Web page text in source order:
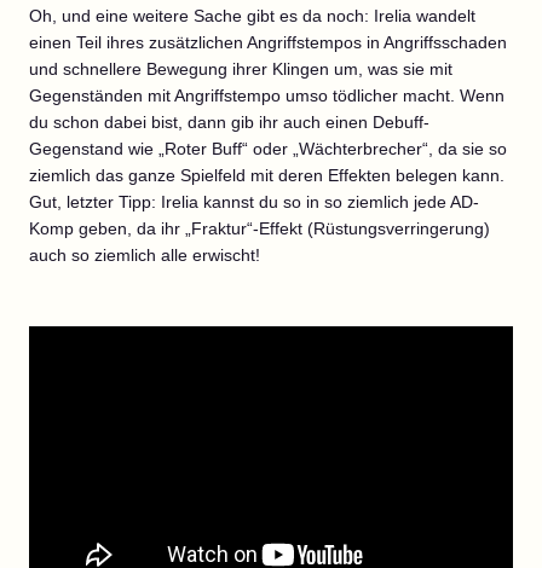
Oh, und eine weitere Sache gibt es da noch: Irelia wandelt
einen Teil ihres zusätzlichen Angriffstempos in Angriffsschaden
und schnellere Bewegung ihrer Klingen um, was sie mit
Gegenständen mit Angriffstempo umso tödlicher macht. Wenn
du schon dabei bist, dann gib ihr auch einen Debuff-
Gegenstand wie „Roter Buff“ oder „Wächterbrecher“, da sie so
ziemlich das ganze Spielfeld mit deren Effekten belegen kann.
Gut, letzter Tipp: Irelia kannst du so in so ziemlich jede AD-
Komp geben, da ihr „Fraktur“-Effekt (Rüstungsverringerung)
auch so ziemlich alle erwischt!